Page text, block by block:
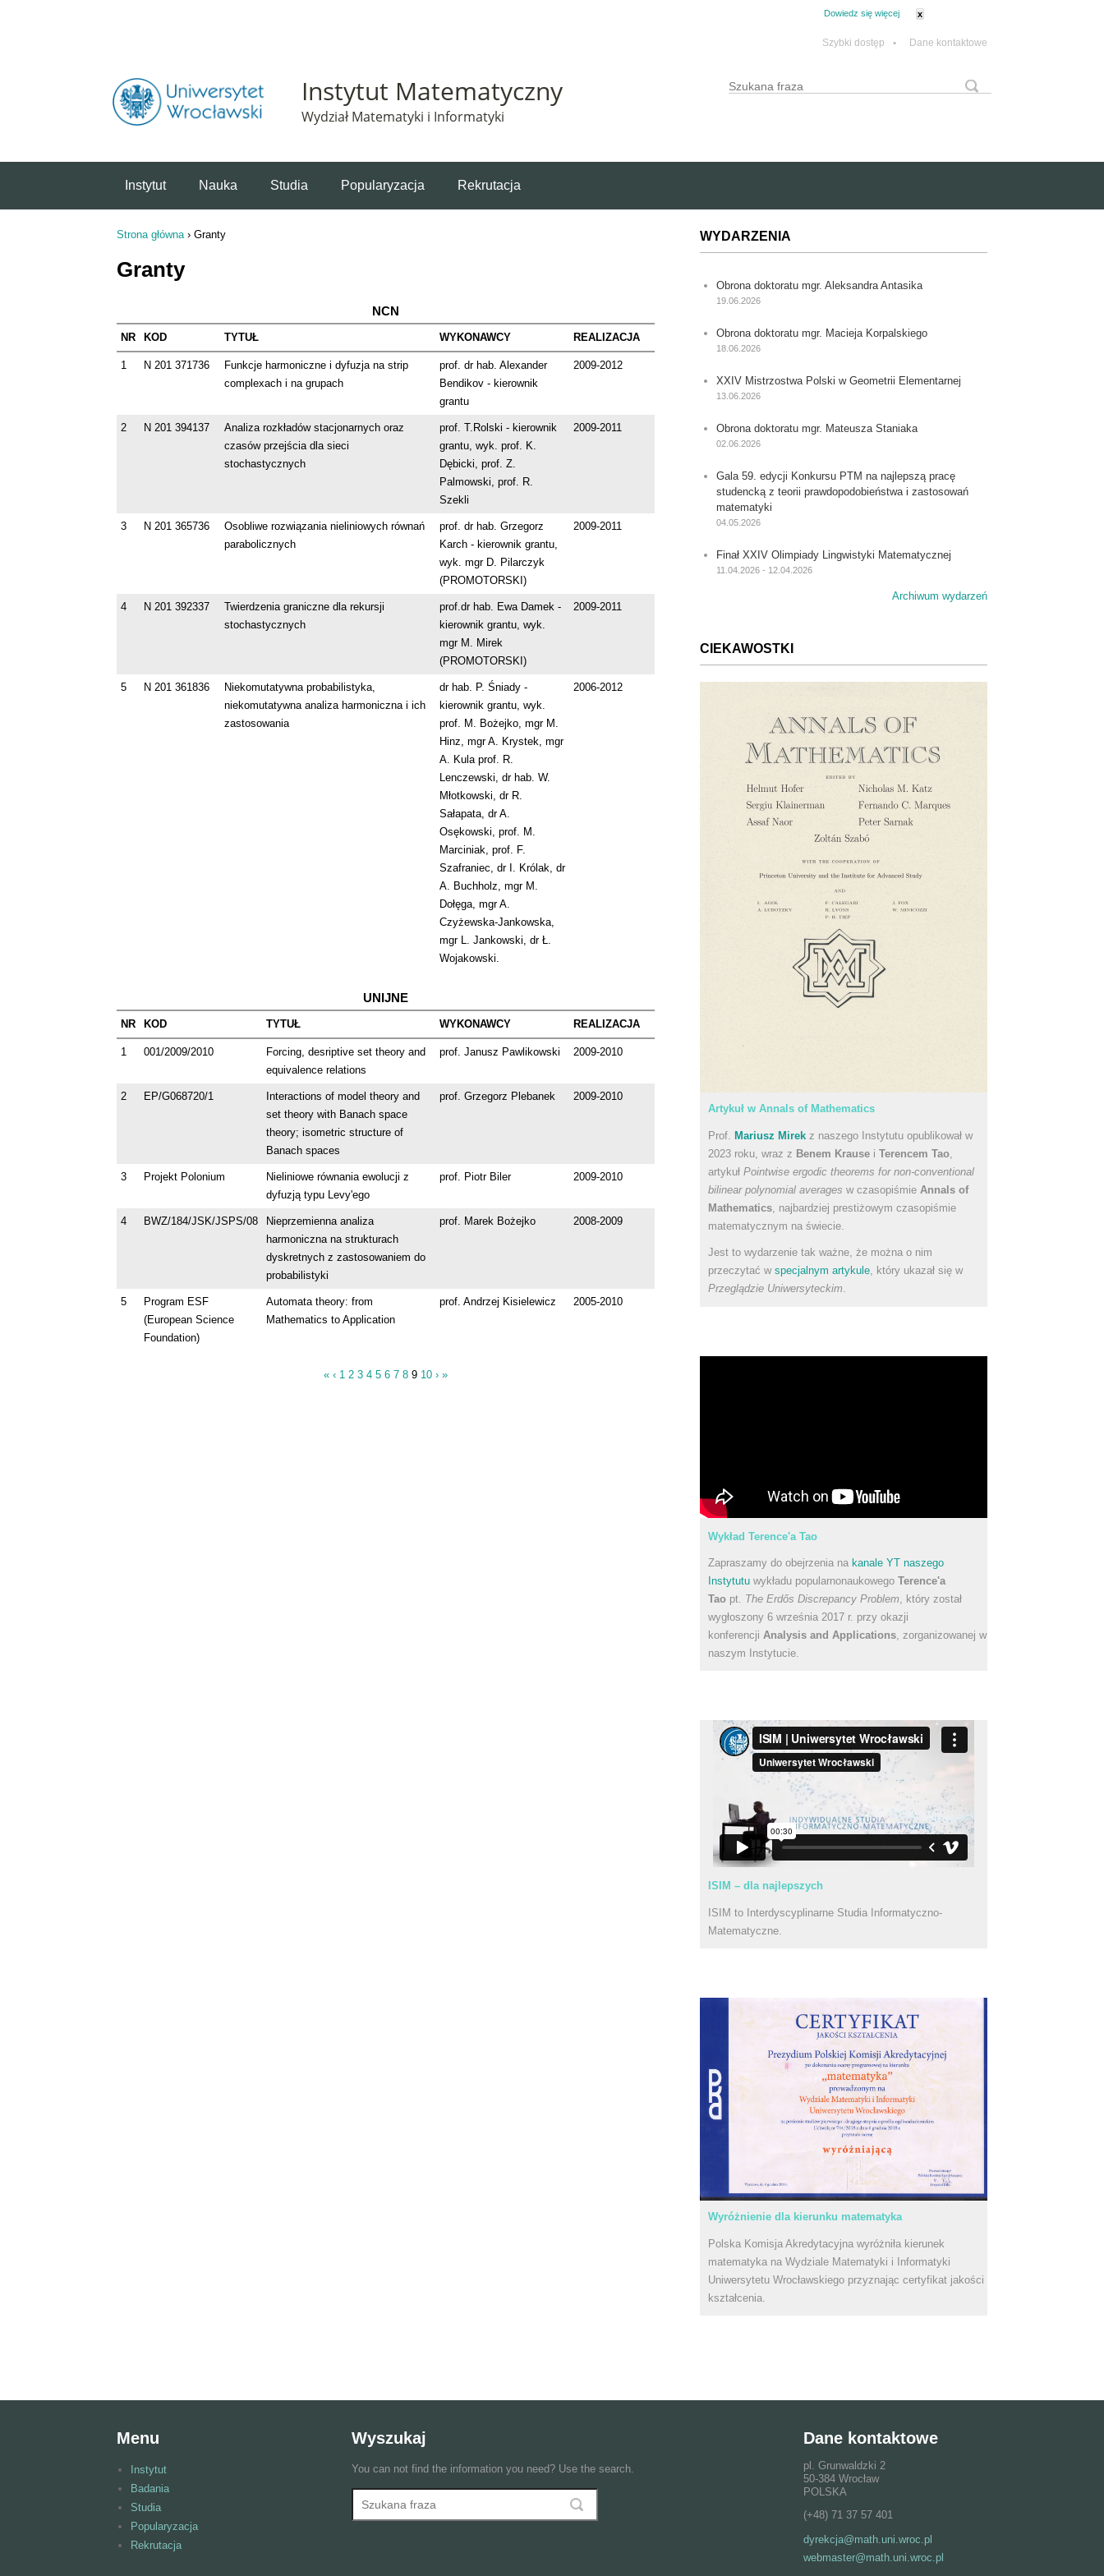
Dowiedz się więcej x
Szybki dostęp • Dane kontaktowe
Instytut Matematyczny
Wydział Matematyki i Informatyki
Formularz wyszukiwania
Wyszukaj
Instytut Nauka Studia Popularyzacja Rekrutacja
Strona główna› Granty
Granty
NCN
NR KOD TYTUŁ WYKONAWCY REALIZACJA
1 N 201 371736
Funkcje harmoniczne i dyfuzja na strip
complexach i na grupach
prof. dr hab. Alexander
Bendikov - kierownik
grantu
2009-2012
2 N 201 394137
Analiza rozkładów stacjonarnych oraz
czasów przejścia dla sieci
stochastycznych
prof. T.Rolski - kierownik
grantu, wyk. prof. K.
Dębicki, prof. Z.
Palmowski, prof. R.
Szekli
2009-2011
3 N 201 365736
Osobliwe rozwiązania nieliniowych równań
parabolicznych
prof. dr hab. Grzegorz
Karch - kierownik grantu,
wyk. mgr D. Pilarczyk
(PROMOTORSKI)
2009-2011
4 N 201 392337
Twierdzenia graniczne dla rekursji
stochastycznych
prof.dr hab. Ewa Damek -
kierownik grantu, wyk.
mgr M. Mirek
(PROMOTORSKI)
2009-2011
5 N 201 361836
Niekomutatywna probabilistyka,
niekomutatywna analiza harmoniczna i ich
zastosowania
dr hab. P. Śniady -
kierownik grantu, wyk.
prof. M. Bożejko, mgr M.
Hinz, mgr A. Krystek, mgr
A. Kula prof. R.
Lenczewski, dr hab. W.
Młotkowski, dr R.
Sałapata, dr A.
Osękowski, prof. M.
Marciniak, prof. F.
Szafraniec, dr I. Królak, dr
A. Buchholz, mgr M.
Dołęga, mgr A.
Czyżewska-Jankowska,
mgr L. Jankowski, dr Ł.
Wojakowski.
2006-2012
UNIJNE
NR KOD TYTUŁ WYKONAWCY REALIZACJA
1 001/2009/2010
Forcing, desriptive set theory and
equivalence relations
prof. Janusz Pawlikowski 2009-2010
2 EP/G068720/1
Interactions of model theory and
set theory with Banach space
theory; isometric structure of
Banach spaces
prof. Grzegorz Plebanek 2009-2010
3 Projekt Polonium
Nieliniowe równania ewolucji z
dyfuzją typu Levy'ego
prof. Piotr Biler 2009-2010
4 BWZ/184/JSK/JSPS/08
Nieprzemienna analiza
harmoniczna na strukturach
dyskretnych z zastosowaniem do
probabilistyki
prof. Marek Bożejko 2008-2009
5
Program ESF
(European Science
Foundation)
Automata theory: from
Mathematics to Application
prof. Andrzej Kisielewicz 2005-2010
« ‹ 1 2 3 4 5 6 7 8 9 10 › »
WYDARZENIA
Obrona doktoratu mgr. Aleksandra Antasika
19.06.2026
Obrona doktoratu mgr. Macieja Korpalskiego
18.06.2026
XXIV Mistrzostwa Polski w Geometrii Elementarnej
13.06.2026
Obrona doktoratu mgr. Mateusza Staniaka
02.06.2026
Gala 59. edycji Konkursu PTM na najlepszą pracę
studencką z teorii prawdopodobieństwa i zastosowań
matematyki
04.05.2026
Finał XXIV Olimpiady Lingwistyki Matematycznej
11.04.2026 - 12.04.2026
Archiwum wydarzeń
CIEKAWOSTKI
Artykuł w Annals of Mathematics
Prof. Mariusz Mirek z naszego Instytutu opublikował w
2023 roku, wraz z Benem Krause i Terencem Tao
artykuł Pointwise ergodic theorems for non-conventional
bilinear polynomial averages w czasopiśmie Annals of
Mathematics , najbardziej prestiżowym czasopiśmie
matematycznym na świecie.
Jest to wydarzenie tak ważne, że można o nim
przeczytać w specjalnym artykule, który ukazał się w
Przeglądzie Uniwersyteckim.
Wykład Terence'a Tao
Zapraszamy do obejrzenia na kanale YT naszego
Instytutu wykładu popularnonaukowego Terence'a
Tao pt. The Erdős Discrepancy Problem , który został
wygłoszony 6 września 2017 r. przy okazji
konferencji Analysis and Applications , zorganizowanej w
naszym Instytucie.
ISIM – dla najlepszych
ISIM to Interdyscyplinarne Studia Informatyczno-
Matematyczne.
Wyróżnienie dla kierunku matematyka
Polska Komisja Akredytacyjna wyróżniła kierunek
matematyka na Wydziale Matematyki i Informatyki
Uniwersytetu Wrocławskiego przyznając certyfikat jakości
kształcenia.
Menu
Instytut
Badania
Studia
Popularyzacja
Rekrutacja
Wyszukaj
You can not find the information you need? Use the search.
Formularz wyszukiwania
Wyszukaj
Dane kontaktowe
pl. Grunwaldzki 2
50-384 Wrocław
POLSKA
(+48) 71 37 57 401
dyrekcja@math.uni.wroc.pl
webmaster@math.uni.wroc.pl